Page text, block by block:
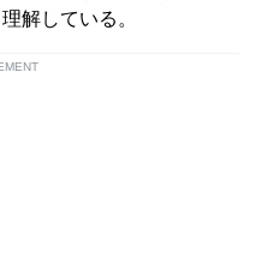
解している。